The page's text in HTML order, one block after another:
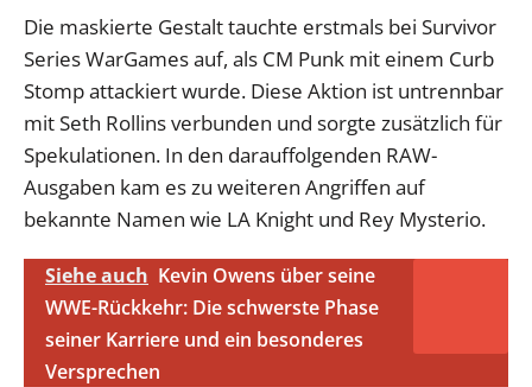
Die maskierte Gestalt tauchte erstmals bei Survivor
Series WarGames auf, als CM Punk mit einem Curb
Stomp attackiert wurde. Diese Aktion ist untrennbar
mit Seth Rollins verbunden und sorgte zusätzlich für
Spekulationen. In den darauffolgenden RAW-
Ausgaben kam es zu weiteren Angriffen auf
bekannte Namen wie LA Knight und Rey Mysterio.
Siehe auch Kevin Owens über seine
WWE-Rückkehr: Die schwerste Phase
seiner Karriere und ein besonderes
Versprechen